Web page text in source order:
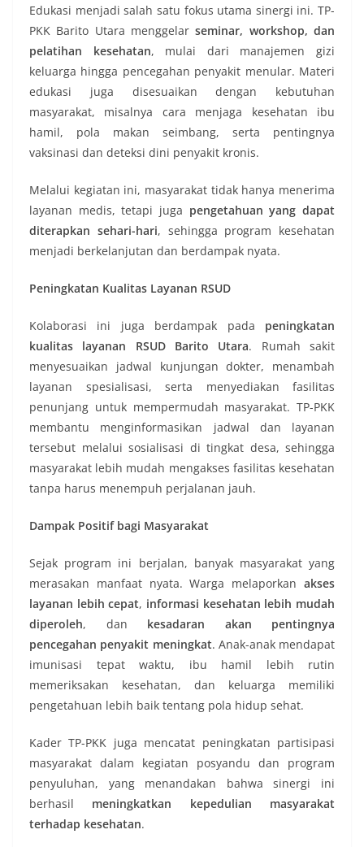
Edukasi menjadi salah satu fokus utama sinergi ini. TP-
PKK Barito Utara menggelarseminar, workshop, dan
pelatihan kesehatan, mulai dari manajemen gizi
keluarga hingga pencegahan penyakit menular. Materi
edukasi juga disesuaikan dengan kebutuhan
masyarakat, misalnya cara menjaga kesehatan ibu
hamil, pola makan seimbang, serta pentingnya
vaksinasi dan deteksi dini penyakit kronis.
Melalui kegiatan ini, masyarakat tidak hanya menerima
layanan medis, tetapi juga pengetahuan yang dapat
diterapkan sehari-hari, sehingga program kesehatan
menjadi berkelanjutan dan berdampak nyata.
Peningkatan Kualitas Layanan RSUD
Kolaborasi ini juga berdampak pada peningkatan
kualitas layanan RSUD Barito Utara. Rumah sakit
menyesuaikan jadwal kunjungan dokter, menambah
layanan spesialisasi, serta menyediakan fasilitas
penunjang untuk mempermudah masyarakat. TP-PKK
membantu menginformasikan jadwal dan layanan
tersebut melalui sosialisasi di tingkat desa, sehingga
masyarakat lebih mudah mengakses fasilitas kesehatan
tanpa harus menempuh perjalanan jauh.
Dampak Positif bagi Masyarakat
Sejak program ini berjalan, banyak masyarakat yang
merasakan manfaat nyata. Warga melaporkan akses
layanan lebih cepat, informasi kesehatan lebih mudah
diperoleh, dan kesadaran akan pentingnya
pencegahan penyakit meningkat. Anak-anak mendapat
imunisasi tepat waktu, ibu hamil lebih rutin
memeriksakan kesehatan, dan keluarga memiliki
pengetahuan lebih baik tentang pola hidup sehat.
Kader TP-PKK juga mencatat peningkatan partisipasi
masyarakat dalam kegiatan posyandu dan program
penyuluhan, yang menandakan bahwa sinergi ini
berhasil meningkatkan kepedulian masyarakat
terhadap kesehatan.